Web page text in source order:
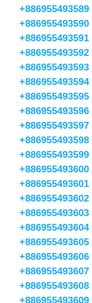
+886955493589
+886955493590
+886955493591
+886955493592
+886955493593
+886955493594
+886955493595
+886955493596
+886955493597
+886955493598
+886955493599
+886955493600
+886955493601
+886955493602
+886955493603
+886955493604
+886955493605
+886955493606
+886955493607
+886955493608
+886955493609